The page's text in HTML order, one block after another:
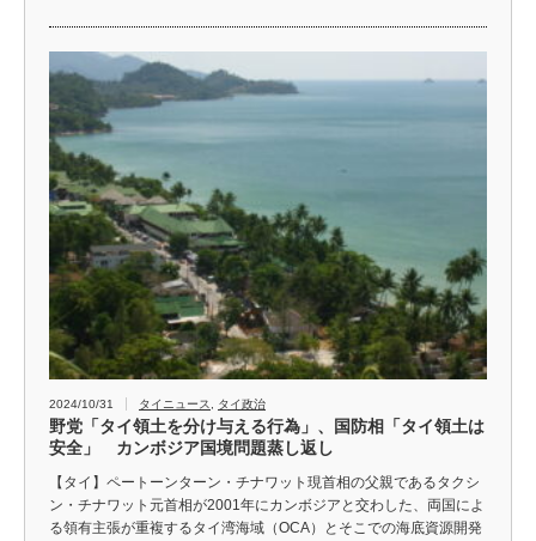
2024/10/31 タイニュース タイ政治
野党「タイ領土を分け与える行為」、国防相「タイ領土は
安全」 カンボジア国境問題蒸し返し
【タイ】ペートーンターン・チナワット現首相の父親であるタクシ
ン・チナワット元首相が2001年にカンボジアと交わした、両国によ
る領有主張が重複するタイ湾海域（OCA）とそこでの海底資源開発